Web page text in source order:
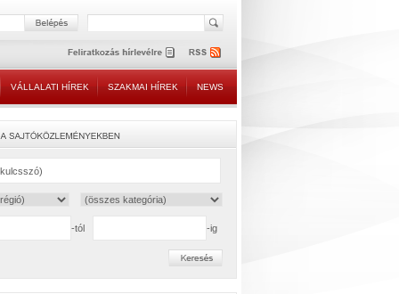
VÁLLALATI HÍREK SZAKMAI HÍREK NEWS
-tól -ig